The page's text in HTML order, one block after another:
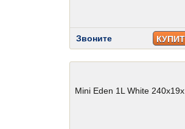
Звоните
Mini Eden 1L White